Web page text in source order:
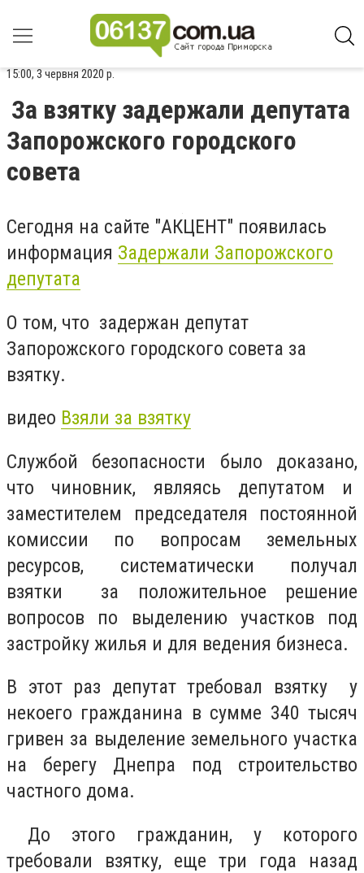
15:00, 3 червня 2020 р.
За взятку задержали депутата
Запорожского городского
совета
Сегодня на сайте "АКЦЕНТ" появилась
информация Задержали Запорожского
депутата
О том, что задержан депутат
Запорожского городского совета за
взятку.
видео Взяли за взятку
Службой безопасности было доказано,
что чиновник, являясь депутатом и
заместителем председателя постоянной
комиссии по вопросам земельных
ресурсов, систематически получал
взятки за положительное решение
вопросов по выделению участков под
застройку жилья и для ведения бизнеса.
В этот раз депутат требовал взятку у
некоего гражданина в сумме 340 тысяч
гривен за выделение земельного участка
на берегу Днепра под строительство
частного дома.
До этого гражданин, у которого
требовали взятку, еще три года назад